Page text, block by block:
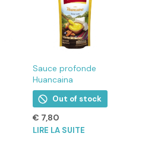
Sauce profonde
Huancaina
Out of stock
€ 7,80
LIRE LA SUITE